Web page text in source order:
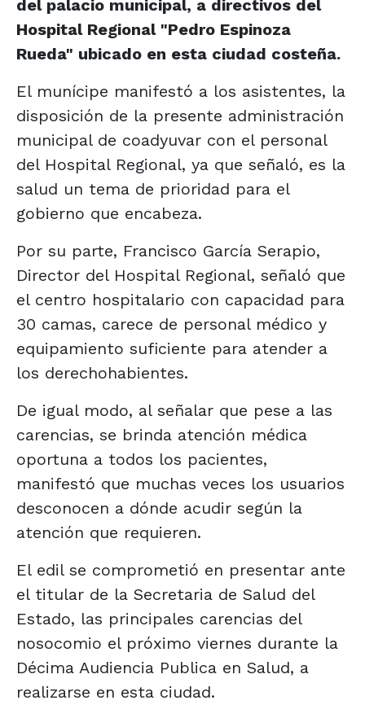
del palacio municipal, a directivos del
Hospital Regional "Pedro Espinoza
Rueda" ubicado en esta ciudad costeña.
El munícipe manifestó a los asistentes, la
disposición de la presente administración
municipal de coadyuvar con el personal
del Hospital Regional, ya que señaló, es la
salud un tema de prioridad para el
gobierno que encabeza.
Por su parte, Francisco García Serapio,
Director del Hospital Regional, señaló que
el centro hospitalario con capacidad para
30 camas, carece de personal médico y
equipamiento suficiente para atender a
los derechohabientes.
De igual modo, al señalar que pese a las
carencias, se brinda atención médica
oportuna a todos los pacientes,
manifestó que muchas veces los usuarios
desconocen a dónde acudir según la
atención que requieren.
El edil se comprometió en presentar ante
el titular de la Secretaria de Salud del
Estado, las principales carencias del
nosocomio el próximo viernes durante la
Décima Audiencia Publica en Salud, a
realizarse en esta ciudad.